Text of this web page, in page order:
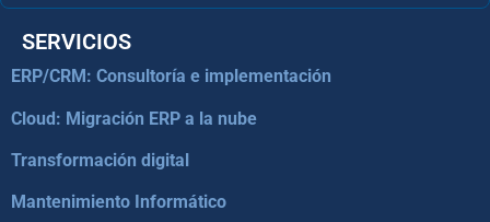
SERVICIOS
ERP/CRM: Consultoría e implementación
Cloud: Migración ERP a la nube
Transformación digital
Mantenimiento Informático